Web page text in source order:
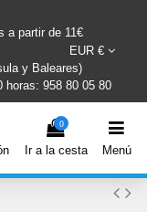
a partir de 11€
EUR €
y Baleares)
horas: 958 80 05 80
0
Ir a la cesta Menú